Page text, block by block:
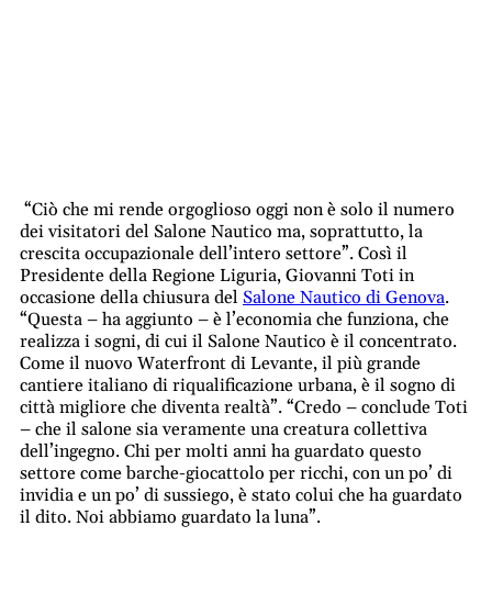
“Ciò che mi rende orgoglioso oggi non è solo il numero
dei visitatori del Salone Nautico ma, soprattutto, la
crescita occupazionale dell’intero settore”. Così il
Presidente della Regione Liguria, Giovanni Toti in
occasione della chiusura del Salone Nautico di Genova.
“Questa – ha aggiunto – è l’economia che funziona, che
realizza i sogni, di cui il Salone Nautico è il concentrato.
Come il nuovo Waterfront di Levante, il più grande
cantiere italiano di riqualificazione urbana, è il sogno di
città migliore che diventa realtà”. “Credo – conclude Toti
– che il salone sia veramente una creatura collettiva
dell’ingegno. Chi per molti anni ha guardato questo
settore come barche-giocattolo per ricchi, con un po’ di
invidia e un po’ di sussiego, è stato colui che ha guardato
il dito. Noi abbiamo guardato la luna”.